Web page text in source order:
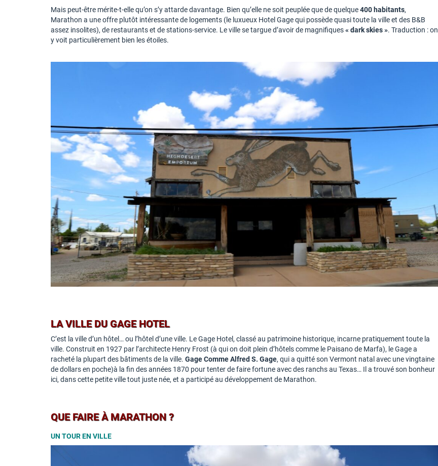
Mais peut-être mérite-t-elle qu’on s’y attarde davantage. Bien qu’elle ne soit peuplée que de quelque400 habitants,
Marathon a une offre plutôt intéressante de logements (le luxueux Hotel Gage qui possède quasi toute la ville et des B&B
assez insolites), de restaurants et de stations-service. Le ville se targue d’avoir de magnifiques« dark skies ». Traduction : on
y voit particulièrement bien les étoiles.
LA VILLE DU GAGE HOTEL
C’est la ville d’un hôtel… ou l’hôtel d’une ville. Le Gage Hotel, classé au patrimoine historique, incarne pratiquement toute la
ville. Construit en 1927 par l’architecte Henry Frost (à qui on doit plein d’hôtels comme le Paisano de Marfa), le Gage a
racheté la plupart des bâtiments de la ville.Gage Comme Alfred S. Gage, qui a quitté son Vermont natal avec une vingtaine
de dollars en poche)à la fin des années 1870 pour tenter de faire fortune avec des ranchs au Texas… Il a trouvé son bonheur
ici, dans cette petite ville tout juste née, et a participé au développement de Marathon.
QUE FAIRE À MARATHON ?
UN TOUR EN VILLE